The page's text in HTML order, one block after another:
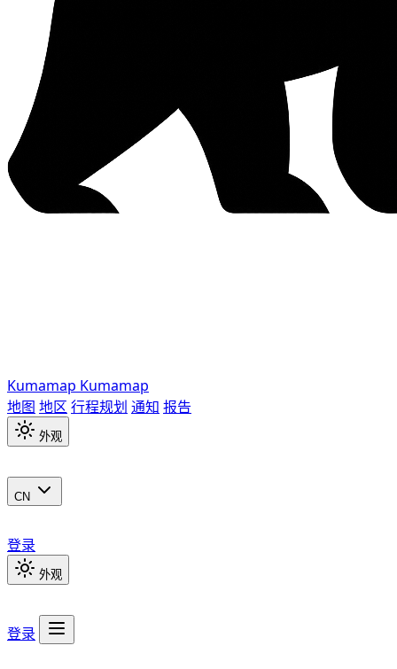
Kumamap Kumamap
地图 地区 行程规划 通知 报告
外观
CN
登录
外观
登录